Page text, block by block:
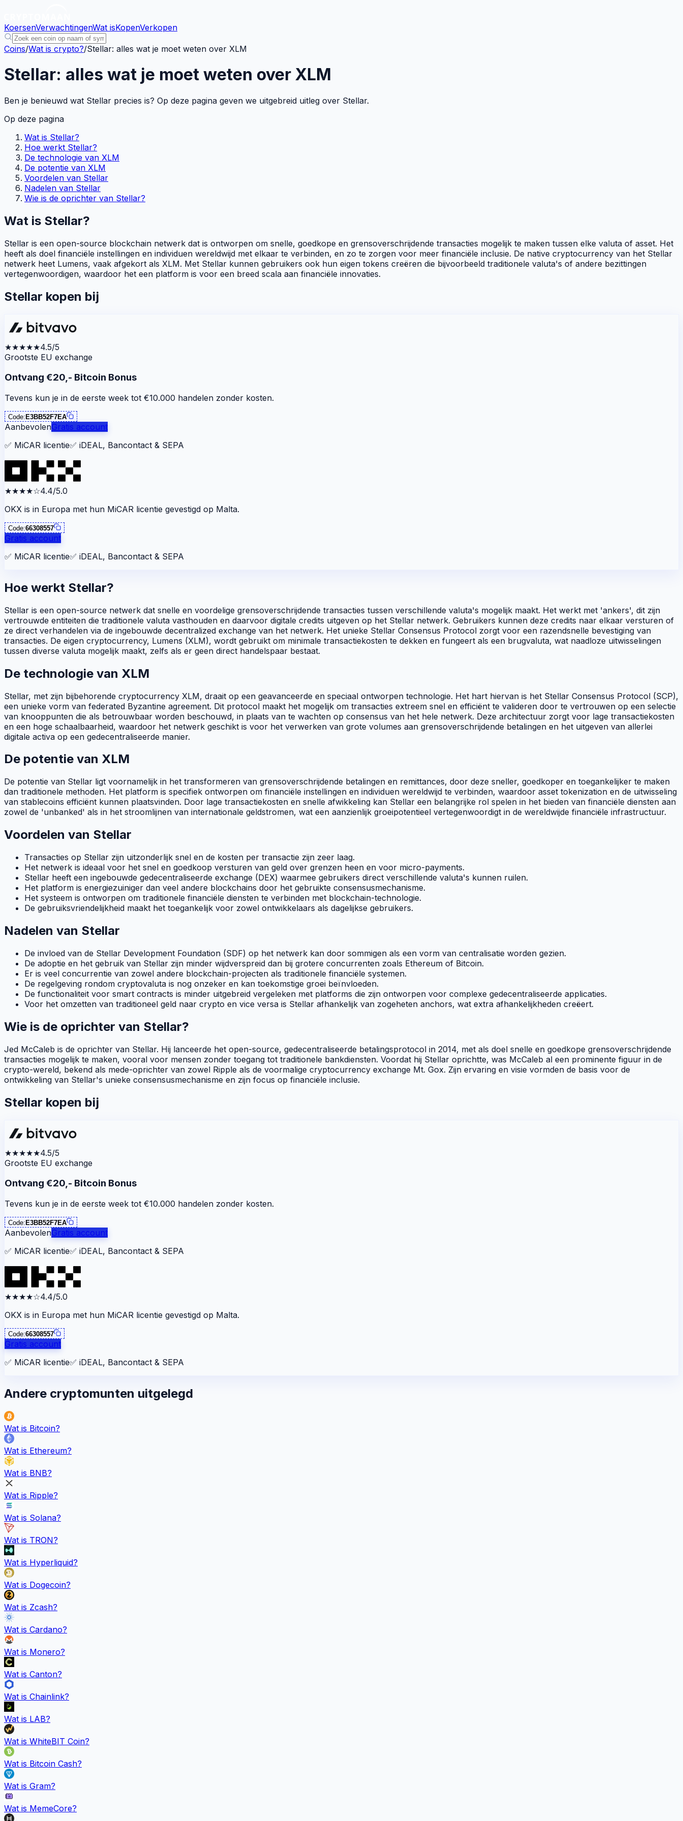
KoersenVerwachtingenWat isKopenVerkopen
Coins/Wat is crypto?/Stellar: alles wat je moet weten over XLM
Stellar: alles wat je moet weten over XLM
Ben je benieuwd wat Stellar precies is? Op deze pagina geven we uitgebreid uitleg over Stellar.
Op deze pagina
Wat is Stellar?
Hoe werkt Stellar?
De technologie van XLM
De potentie van XLM
Voordelen van Stellar
Nadelen van Stellar
Wie is de oprichter van Stellar?
Wat is Stellar?
Stellar is een open-source blockchain netwerk dat is ontworpen om snelle, goedkope en grensoverschrijdende transacties mogelijk te maken tussen elke valuta of asset. Het
heeft als doel financiële instellingen en individuen wereldwijd met elkaar te verbinden, en zo te zorgen voor meer financiële inclusie. De native cryptocurrency van het Stellar
netwerk heet Lumens, vaak afgekort als XLM. Met Stellar kunnen gebruikers ook hun eigen tokens creëren die bijvoorbeeld traditionele valuta's of andere bezittingen
vertegenwoordigen, waardoor het een platform is voor een breed scala aan financiële innovaties.
Stellar kopen bij
★★★★★4.5/5
Grootste EU exchange
Ontvang €20,- Bitcoin Bonus
Tevens kun je in de eerste week tot €10.000 handelen zonder kosten.
Code: E3BB52F7EA
AanbevolenGratis account
✅ MiCAR licentie✅ iDEAL, Bancontact & SEPA
★★★★☆4.4/5.0
OKX is in Europa met hun MiCAR licentie gevestigd op Malta.
Code:66308557
Gratis account
✅ MiCAR licentie✅ iDEAL, Bancontact & SEPA
Hoe werkt Stellar?
Stellar is een open-source netwerk dat snelle en voordelige grensoverschrijdende transacties tussen verschillende valuta's mogelijk maakt. Het werkt met 'ankers', dit zijn
vertrouwde entiteiten die traditionele valuta vasthouden en daarvoor digitale credits uitgeven op het Stellar netwerk. Gebruikers kunnen deze credits naar elkaar versturen of
ze direct verhandelen via de ingebouwde decentralized exchange van het netwerk. Het unieke Stellar Consensus Protocol zorgt voor een razendsnelle bevestiging van
transacties. De eigen cryptocurrency, Lumens (XLM), wordt gebruikt om minimale transactiekosten te dekken en fungeert als een brugvaluta, wat naadloze uitwisselingen
tussen diverse valuta mogelijk maakt, zelfs als er geen direct handelspaar bestaat.
De technologie van XLM
Stellar, met zijn bijbehorende cryptocurrency XLM, draait op een geavanceerde en speciaal ontworpen technologie. Het hart hiervan is het Stellar Consensus Protocol (SCP),
een unieke vorm van federated Byzantine agreement. Dit protocol maakt het mogelijk om transacties extreem snel en efficiënt te valideren door te vertrouwen op een selectie
van knooppunten die als betrouwbaar worden beschouwd, in plaats van te wachten op consensus van het hele netwerk. Deze architectuur zorgt voor lage transactiekosten
en een hoge schaalbaarheid, waardoor het netwerk geschikt is voor het verwerken van grote volumes aan grensoverschrijdende betalingen en het uitgeven van allerlei
digitale activa op een gedecentraliseerde manier.
De potentie van XLM
De potentie van Stellar ligt voornamelijk in het transformeren van grensoverschrijdende betalingen en remittances, door deze sneller, goedkoper en toegankelijker te maken
dan traditionele methoden. Het platform is specifiek ontworpen om financiële instellingen en individuen wereldwijd te verbinden, waardoor asset tokenization en de uitwisseling
van stablecoins efficiënt kunnen plaatsvinden. Door lage transactiekosten en snelle afwikkeling kan Stellar een belangrijke rol spelen in het bieden van financiële diensten aan
zowel de 'unbanked' als in het stroomlijnen van internationale geldstromen, wat een aanzienlijk groeipotentieel vertegenwoordigt in de wereldwijde financiële infrastructuur.
Voordelen van Stellar
Transacties op Stellar zijn uitzonderlijk snel en de kosten per transactie zijn zeer laag.
Het netwerk is ideaal voor het snel en goedkoop versturen van geld over grenzen heen en voor micro-payments.
Stellar heeft een ingebouwde gedecentraliseerde exchange (DEX) waarmee gebruikers direct verschillende valuta's kunnen ruilen.
Het platform is energiezuiniger dan veel andere blockchains door het gebruikte consensusmechanisme.
Het systeem is ontworpen om traditionele financiële diensten te verbinden met blockchain-technologie.
De gebruiksvriendelijkheid maakt het toegankelijk voor zowel ontwikkelaars als dagelijkse gebruikers.
Nadelen van Stellar
De invloed van de Stellar Development Foundation (SDF) op het netwerk kan door sommigen als een vorm van centralisatie worden gezien.
De adoptie en het gebruik van Stellar zijn minder wijdverspreid dan bij grotere concurrenten zoals Ethereum of Bitcoin.
Er is veel concurrentie van zowel andere blockchain-projecten als traditionele financiële systemen.
De regelgeving rondom cryptovaluta is nog onzeker en kan toekomstige groei beïnvloeden.
De functionaliteit voor smart contracts is minder uitgebreid vergeleken met platforms die zijn ontworpen voor complexe gedecentraliseerde applicaties.
Voor het omzetten van traditioneel geld naar crypto en vice versa is Stellar afhankelijk van zogeheten anchors, wat extra afhankelijkheden creëert.
Wie is de oprichter van Stellar?
Jed McCaleb is de oprichter van Stellar. Hij lanceerde het open-source, gedecentraliseerde betalingsprotocol in 2014, met als doel snelle en goedkope grensoverschrijdende
transacties mogelijk te maken, vooral voor mensen zonder toegang tot traditionele bankdiensten. Voordat hij Stellar oprichtte, was McCaleb al een prominente figuur in de
crypto-wereld, bekend als mede-oprichter van zowel Ripple als de voormalige cryptocurrency exchange Mt. Gox. Zijn ervaring en visie vormden de basis voor de
ontwikkeling van Stellar's unieke consensusmechanisme en zijn focus op financiële inclusie.
Stellar kopen bij
★★★★★4.5/5
Grootste EU exchange
Ontvang €20,- Bitcoin Bonus
Tevens kun je in de eerste week tot €10.000 handelen zonder kosten.
Code: E3BB52F7EA
AanbevolenGratis account
✅ MiCAR licentie✅ iDEAL, Bancontact & SEPA
★★★★☆4.4/5.0
OKX is in Europa met hun MiCAR licentie gevestigd op Malta.
Code:66308557
Gratis account
✅ MiCAR licentie✅ iDEAL, Bancontact & SEPA
Andere cryptomunten uitgelegd
Wat is Bitcoin?
Wat is Ethereum?
Wat is BNB?
Wat is Ripple?
Wat is Solana?
Wat is TRON?
Wat is Hyperliquid?
Wat is Dogecoin?
Wat is Zcash?
Wat is Cardano?
Wat is Monero?
Wat is Canton?
Wat is Chainlink?
Wat is LAB?
Wat is WhiteBIT Coin?
Wat is Bitcoin Cash?
Wat is Gram?
Wat is MemeCore?